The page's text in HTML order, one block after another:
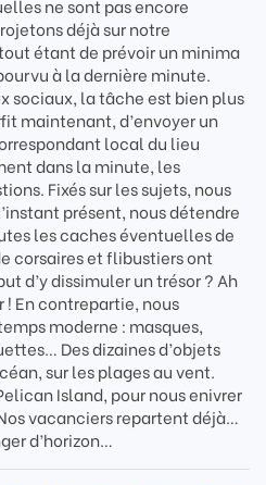
ne sont pas encore
déjà sur notre
étant de prévoir un minima
à la dernière minute.
sociaux, la tâche est bien plus
maintenant, d’envoyer un
local du lieu
dans la minute, les
Fixés sur les sujets, nous
présent, nous détendre
les caches éventuelles de
corsaires et flibustiers ont
d’y dissimuler un trésor ? Ah
En contrepartie, nous
moderne : masques,
Des dizaines d’objets
sur les plages au vent.
Island, pour nous enivrer
vacanciers repartent déjà…
d’horizon…